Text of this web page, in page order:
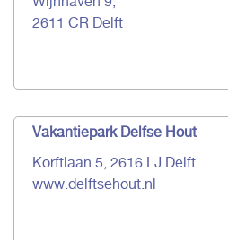
2611 CR Delft
Vakantiepark Delfse Hout
Korftlaan 5, 2616 LJ Delft
www.delftsehout.nl